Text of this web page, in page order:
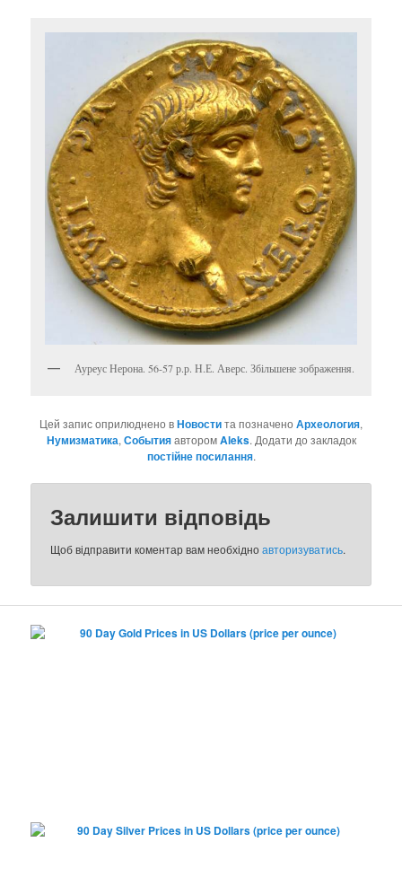
Ауреус Нерона. 56-57 р.р. Н.Е. Аверс. Збільшене зображення.
Цей запис оприлюднено вНовостита позначено Археология,
Нумизматика, СобытияавторомAleks. Додати до закладок
постійне посилання.
Залишити відповідь
Щоб відправити коментар вам необхідноавторизуватись.